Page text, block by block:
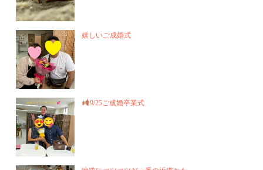
嬉しいご成婚式
9/25ご成婚卒業式